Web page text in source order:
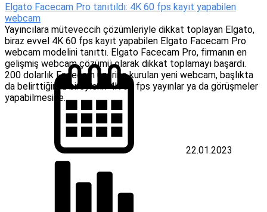
Elgato Facecam Pro tanıtıldı: 4K 60 fps kayıt yapabilen
webcam
Yayıncılara müteveccih çözümleriyle dikkat toplayan Elgato,
biraz evvel 4K 60 fps kayıt yapabilen Elgato Facecam Pro
webcam modelini tanıttı. Elgato Facecam Pro, firmanın en
gelişmiş webcam çözümü olarak dikkat toplamayı başardı.
200 dolarlık Facecam üzerine kurulan yeni webcam, başlıkta
da belirttiğimiz bireylerin 4K 60 fps yayınlar ya da görüşmeler
yapabilmesine...
22.01.2023